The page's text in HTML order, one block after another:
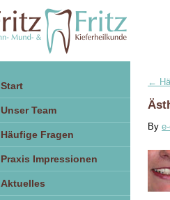
Start
Unser Team
Häufige Fragen
Praxis Impressionen
Aktuelles
←
By